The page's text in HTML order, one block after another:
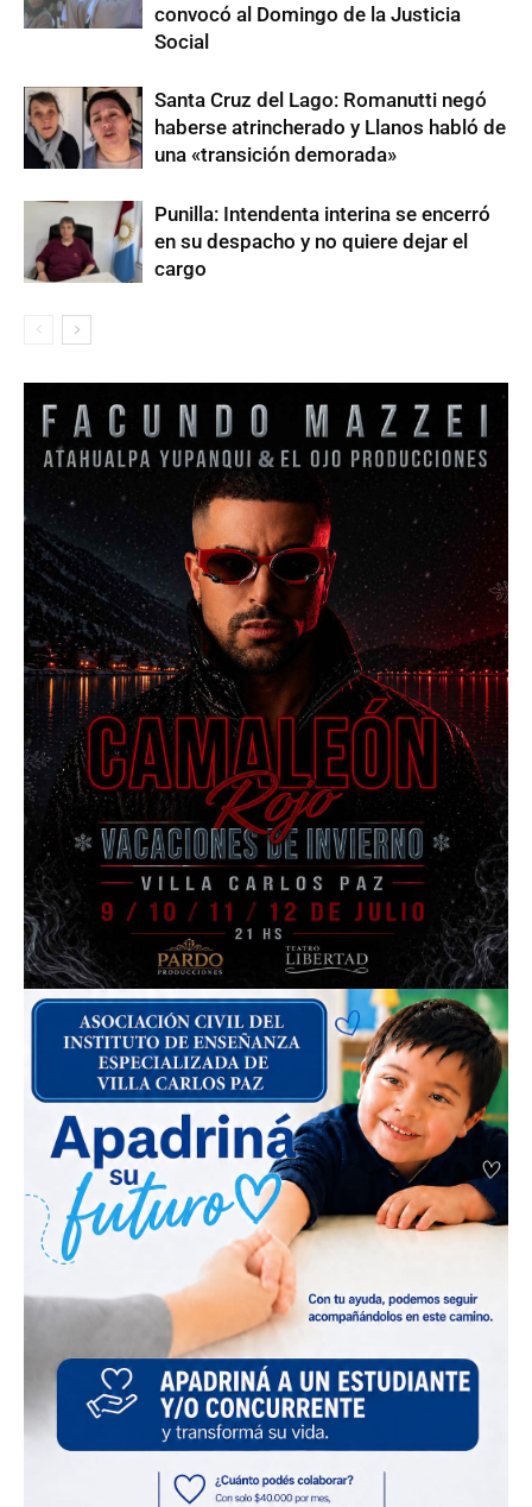
convocó al Domingo de la Justicia
Social
Santa Cruz del Lago: Romanutti negó
haberse atrincherado y Llanos habló de
una «transición demorada»
Punilla: Intendenta interina se encerró
en su despacho y no quiere dejar el
cargo